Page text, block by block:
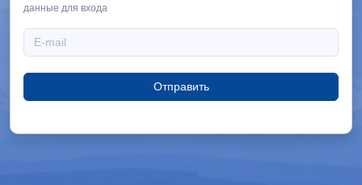
данные для входа
Отправить